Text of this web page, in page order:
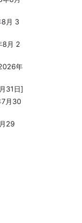
月 3
8月 2
年
31日]
月30
29